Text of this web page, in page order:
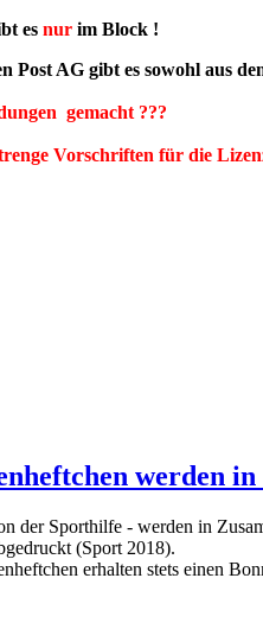
es nur im Block !
Post AG gibt es sowohl aus
gemacht ???
Vorschriften für die
werden
der Sporthilfe - werden in
(Sport 2018).
erhalten stets einen